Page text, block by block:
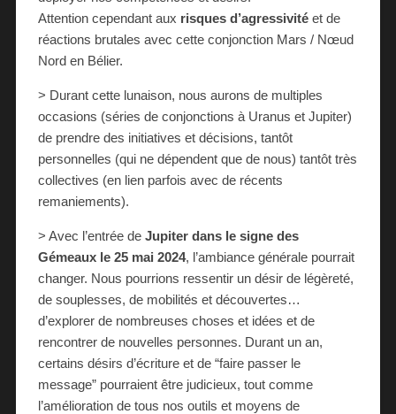
Attention cependant aux risques d’agressivitéet de
réactions brutales avec cette conjonction Mars / Nœud
Nord en Bélier.
> Durant cette lunaison, nous aurons de multiples
occasions (séries de conjonctions à Uranus et Jupiter)
de prendre des initiatives et décisions, tantôt
personnelles (qui ne dépendent que de nous) tantôt très
collectives (en lien parfois avec de récents
remaniements).
> Avec l’entrée de Jupiter dans le signe des
Gémeaux le 25 mai 2024, l’ambiance générale pourrait
changer. Nous pourrions ressentir un désir de légèreté,
de souplesses, de mobilités et découvertes…
d’explorer de nombreuses choses et idées et de
rencontrer de nouvelles personnes. Durant un an,
certains désirs d’écriture et de “faire passer le
message” pourraient être judicieux, tout comme
l’amélioration de tous nos outils et moyens de